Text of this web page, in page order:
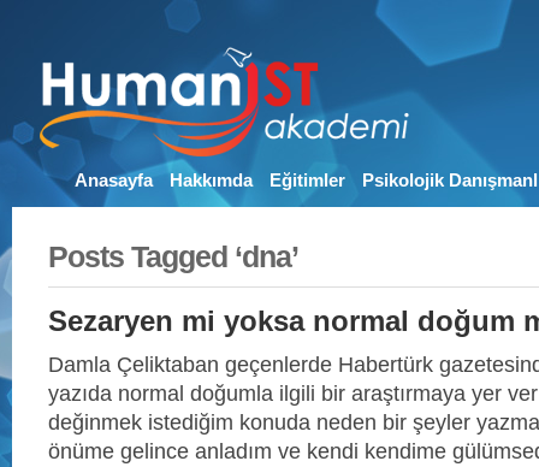
Anasayfa Hakkımda Eğitimler Psikolojik
Posts Tagged ‘dna’
Sezaryen mi yoksa normal doğum
Damla Çeliktaban geçenlerde Habertürk
yazıda normal doğumla ilgili bir araştırmaya yer
değinmek istediğim konuda neden bir şeyler
önüme gelince anladım ve kendi kendime